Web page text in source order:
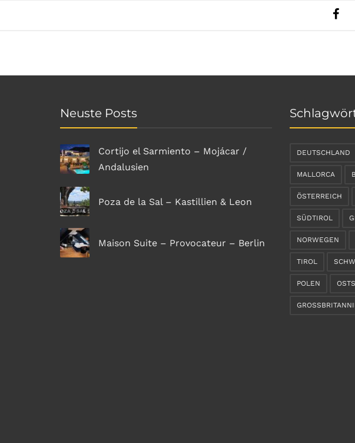
Neuste Posts
Cortijo el Sarmiento – Mojácar /
Andalusien
Poza de la Sal – Kastillien & Leon
Maison Suite – Provocateur – Berlin
DEUTSCHLAND
MALLORCA
ÖSTERREICH
SÜDTIROL
NORWEGEN
TIROL
POLEN